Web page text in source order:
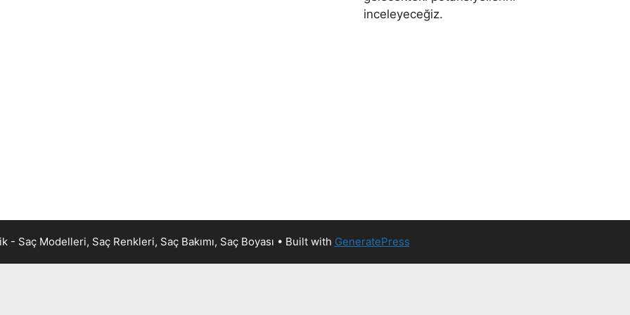
inceleyeceğiz.
- Saç Modelleri, Saç Renkleri, Saç Bakımı, Saç Boyası • Built with GeneratePress